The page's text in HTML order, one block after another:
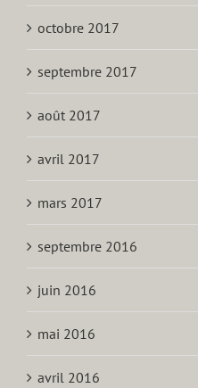
octobre 2017
septembre 2017
août 2017
avril 2017
mars 2017
septembre 2016
juin 2016
mai 2016
avril 2016